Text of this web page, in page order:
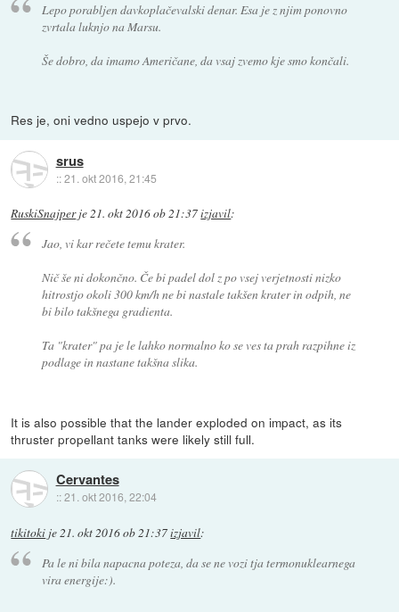
Lepo porabljen davkoplačevalski denar. Esa je z njim ponovno
zvrtala luknjo na Marsu.
Še dobro, da imamo Američane, da vsaj zvemo kje smo končali.
Res je, oni vedno uspejo v prvo.
srus
::21. okt 2016, 21:45
RuskiSnajperje21. okt 2016 ob 21:37izjavil:
Jao, vi kar rečete temu krater.
Nič še ni dokončno. Če bi padel dol z po vsej verjetnosti nizko
hitrostjo okoli 300 km/h ne bi nastale takšen krater in odpih, ne
bi bilo takšnega gradienta.
Ta "krater" pa je le lahko normalno ko se ves ta prah razpihne iz
podlage in nastane takšna slika.
It is also possible that the lander exploded on impact, as its
thruster propellant tanks were likely still full.
Cervantes
::21. okt 2016, 22:04
tikitoki je21. okt 2016 ob 21:37izjavil:
Pa le ni bila napacna poteza, da se ne vozi tja termonuklearnega
vira energije:).